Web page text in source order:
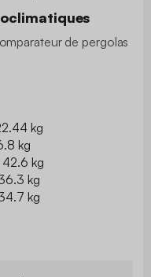
de pergolas
kg
kg
kg
kg
kg